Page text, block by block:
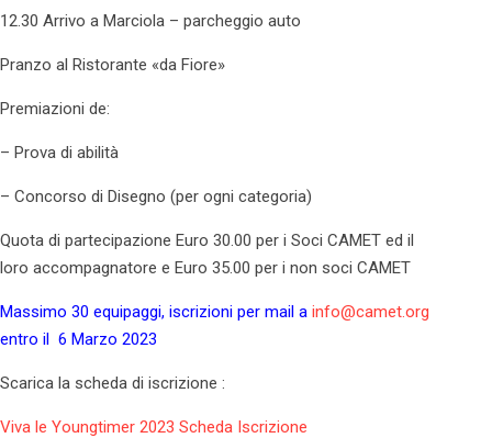
12.30 Arrivo a Marciola – parcheggio auto
Pranzo al Ristorante «da Fiore»
Premiazioni de:
– Prova di abilità
– Concorso di Disegno (per ogni categoria)
Quota di partecipazione Euro 30.00 per i Soci CAMET ed il
loro accompagnatore e Euro 35.00 per i non soci CAMET
Massimo 30 equipaggi, iscrizioni per mail a info@camet.org
entro il 6 Marzo 2023
Scarica la scheda di iscrizione :
Viva le Youngtimer 2023 Scheda Iscrizione